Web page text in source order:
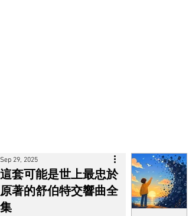
這套可能是世上最忠於
原著的舒伯特交響曲全
集
Sep 29, 2025